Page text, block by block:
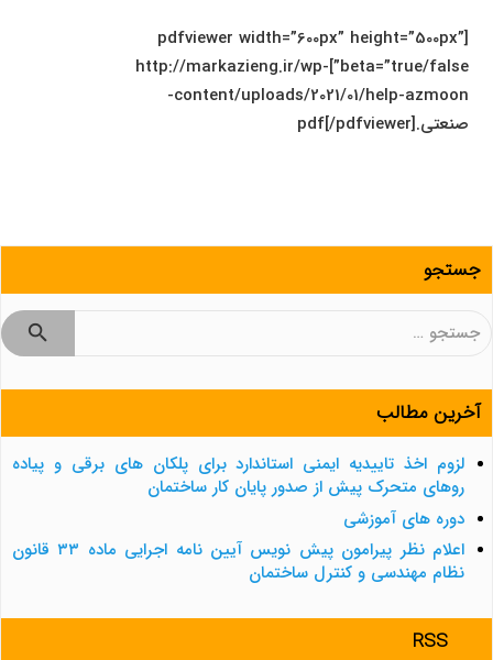
[pdfviewer width=”600px” height=”500px”
beta=”true/false”]http://markazieng.ir/wp-
content/uploads/2021/01/help-azmoon-
صنعتی.pdf[/pdfviewer]
جستجو
جستجو
آخرین مطالب
لزوم اخذ تاییدیه ایمنی استاندارد برای پلکان های برقی و پیاده
روهای متحرک پیش از صدور پایان کار ساختمان
دوره های آموزشی
اعلام نظر پیرامون پیش نویس آیین نامه اجرایی ماده ۳۳ قانون
نظام مهندسی و کنترل ساختمان
RSS